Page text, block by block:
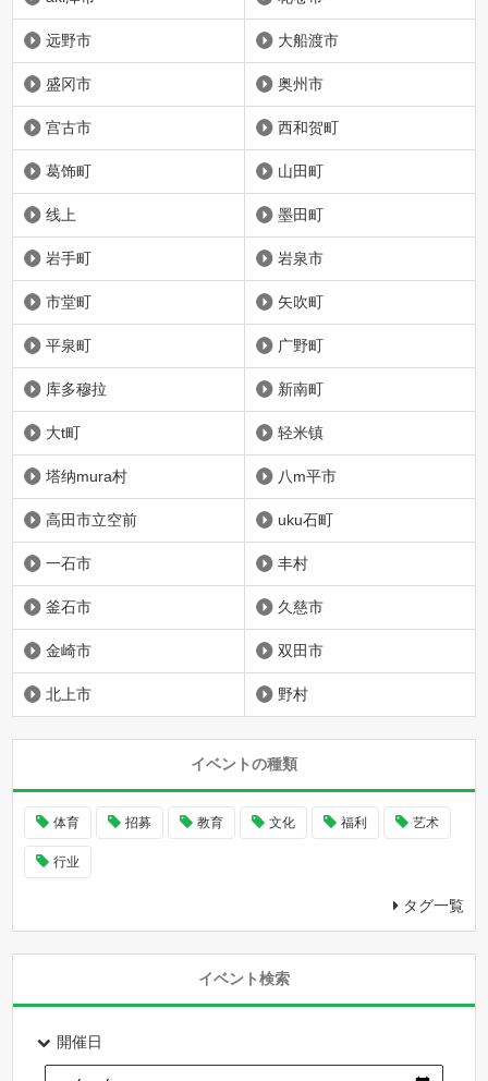
远野市 大船渡市
盛冈市 奥州市
宫古市 西和贺町
葛饰町 山田町
线上 墨田町
岩手町 岩泉市
市堂町 矢吹町
平泉町 广野町
库多穆拉 新南町
大t町 轻米镇
塔纳mura村 八m平市
高田市立空前 uku石町
一石市 丰村
釜石市 久慈市
金崎市 双田市
北上市 野村
イベントの種類
体育 招募 教育 文化 福利 艺术
行业
タグ一覧
イベント検索
開催日